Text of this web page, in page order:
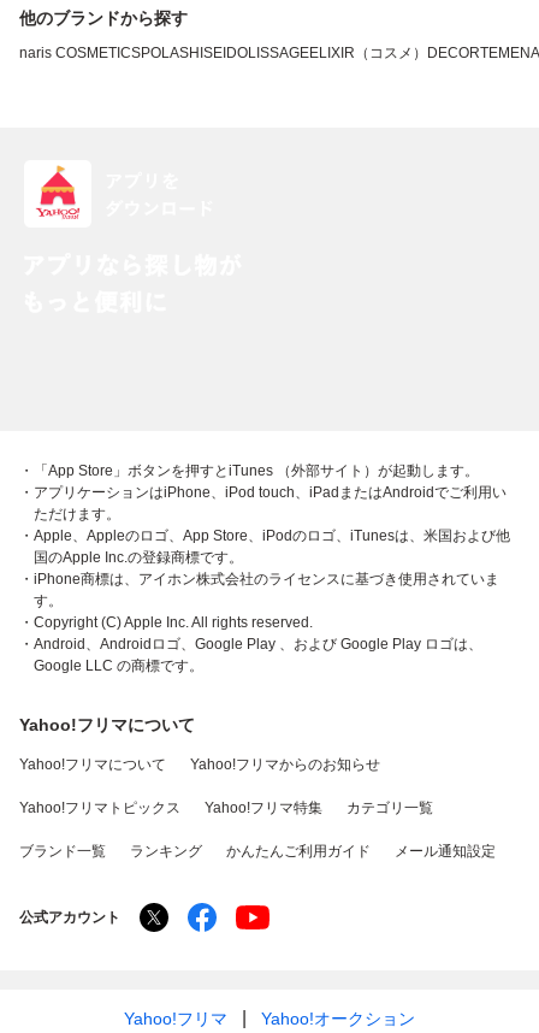
他のブランドから探す
naris COSMETICSPOLASHISEIDOLISSAGEELIXIR（コスメ） DECORTE
・「App Store」ボタンを押すとiTunes （外部サイト）が起動します。
・アプリケーションはiPhone、iPod touch、iPadまたはAndroidでご利用い
ただけます。
・Apple、Appleのロゴ、App Store、iPodのロゴ、iTunesは、米国および他
国のApple Inc.の登録商標です。
・iPhone商標は、アイホン株式会社のライセンスに基づき使用されていま
す。
・Copyright (C) Apple Inc. All rights reserved.
・Android、Androidロゴ、Google Play 、および Google Play ロゴは、
Google LLC の商標です。
Yahoo!フリマについて
Yahoo!フリマについて Yahoo!フリマからのお知らせ
Yahoo!フリマトピックス Yahoo!フリマ特集 カテゴリ一覧
ブランド一覧 ランキング かんたんご利用ガイド メール通知設定
公式アカウント
Yahoo!フリマ Yahoo!オークション